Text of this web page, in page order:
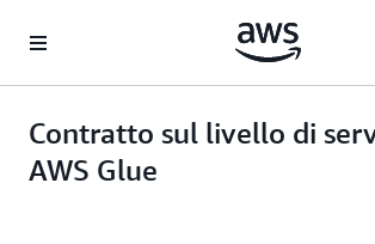
Contratto sul livello di
AWS Glue